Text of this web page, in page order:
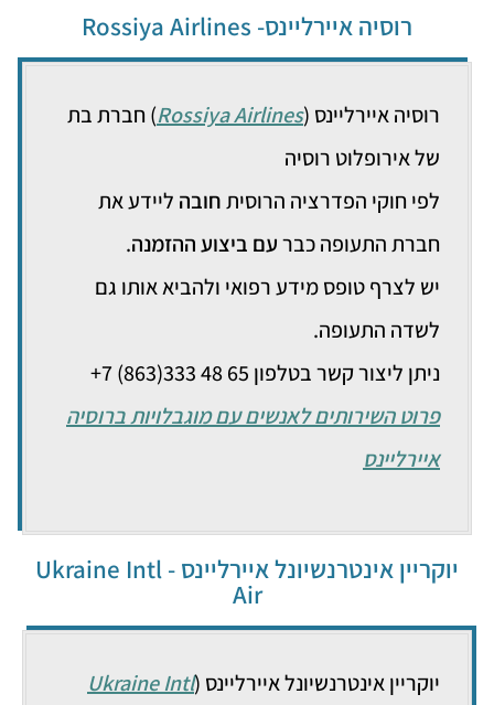
רוסיה איירליינס- Rossiya Airlines
רוסיה איירליינס (Rossiya Airlines) חברת בת
של אירופלוט רוסיה
לפי חוקי הפדרציה הרוסיתחובה ליידע את
חברת התעופה כברעם ביצוע ההזמנה.
יש לצרף טופס מידע רפואי ולהביא אותו גם
לשדה התעופה.
ניתן ליצור קשר בטלפון 65 48 333(863) 7+
פרוט השירותים לאנשים עם מוגבלויות ברוסיה
איירליינס
יוקריין אינטרנשיונל איירליינס - Ukraine Intl
Air
יוקריין אינטרנשיונל איירליינס (Ukraine Intl